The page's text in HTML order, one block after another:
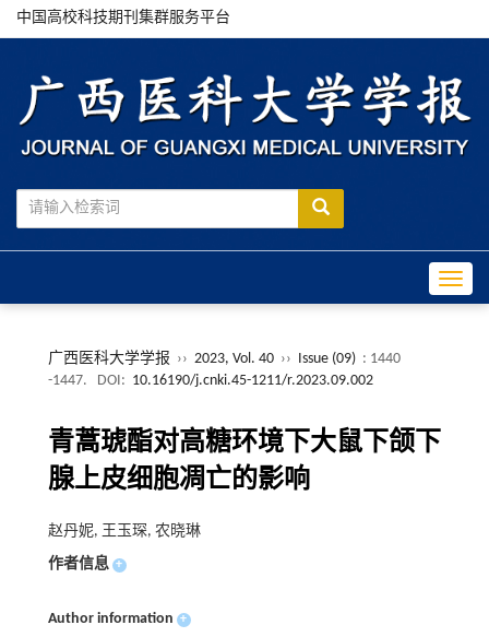
中国高校科技期刊集群服务平台
广西医科大学学报 ›› 2023, Vol. 40 ›› Issue (09) : 1440
-1447.
DOI: 10.16190/j.cnki.45-1211/r.2023.09.002
青蒿琥酯对高糖环境下大鼠下颌下
腺上皮细胞凋亡的影响
赵丹妮, 王玉琛, 农晓琳
作者信息 +
Author information +